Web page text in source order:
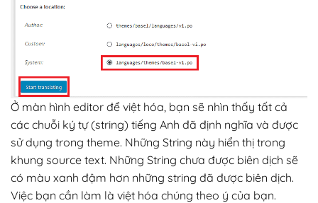
Ở màn hình editor để việt hóa, bạn sẽ nhìn thấy tất cả
các chuỗi ký tự (string) tiếng Anh đã định nghĩa và được
sử dụng trong theme. Những String này hiển thị trong
khung source text. Những String chưa được biên dịch sẽ
có màu xanh đậm hơn những string đã được biên dịch.
Việc bạn cần làm là việt hóa chúng theo ý của bạn.